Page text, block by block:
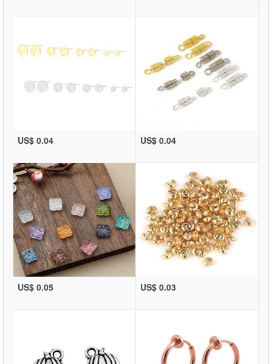
US$ 0.04 US$ 0.04
US$ 0.05 US$ 0.03